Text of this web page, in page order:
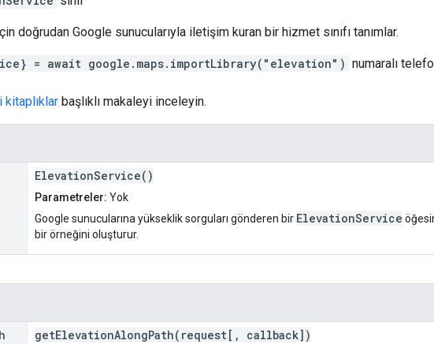
doğrudan Google sunucularıyla iletişim kuran bir hizmet sınıfı tanımlar.
= await google.maps.importLibrary("elevation") numaralı
başlıklı makaleyi inceleyin.
ElevationService()
Parametreler: Yok
Google sunucularına yükseklik sorguları gönderen bir ElevationService
bir örneğini oluşturur.
getElevationAlongPath(request[, callback])